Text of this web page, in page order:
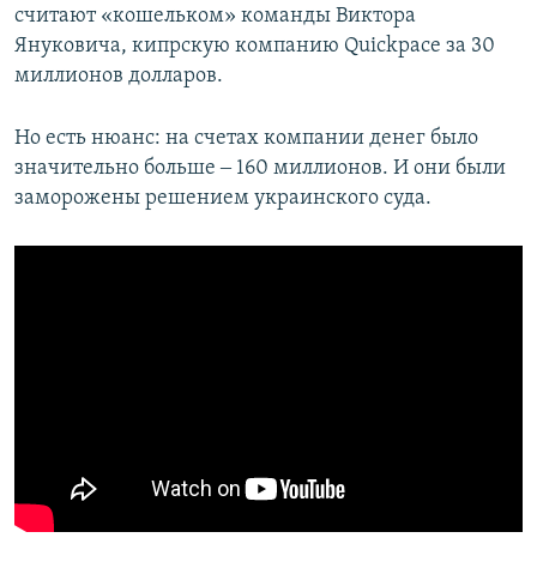
считают «кошельком» команды Виктора
Януковича, кипрскую компанию Quickpace за 30
миллионов долларов.
Но есть нюанс: на счетах компании денег было
значительно больше ‒ 160 миллионов. И они были
заморожены решением украинского суда.